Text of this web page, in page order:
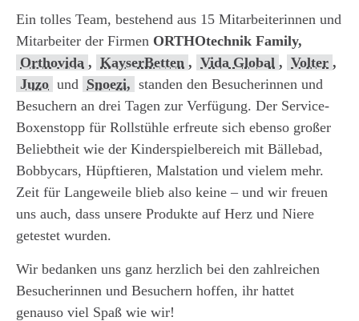
Ein tolles Team, bestehend aus 15 Mitarbeiterinnen und
Mitarbeiter der Firmen ORTHOtechnik Family,
Orthovida , KayserBetten , Vida Global , Volter ,
Juzo und Snoezi, standen den Besucherinnen und
Besuchern an drei Tagen zur Verfügung. Der Service-
Boxenstopp für Rollstühle erfreute sich ebenso großer
Beliebtheit wie der Kinderspielbereich mit Bällebad,
Bobbycars, Hüpftieren, Malstation und vielem mehr.
Zeit für Langeweile blieb also keine – und wir freuen
uns auch, dass unsere Produkte auf Herz und Niere
getestet wurden.
Wir bedanken uns ganz herzlich bei den zahlreichen
Besucherinnen und Besuchern hoffen, ihr hattet
genauso viel Spaß wie wir!